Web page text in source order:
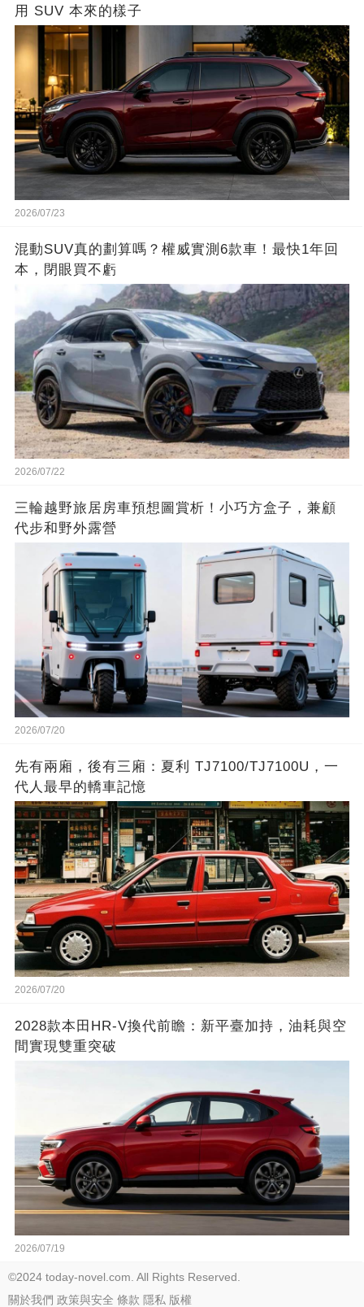
用 SUV 本來的樣子
2026/07/23
混動SUV真的劃算嗎？權威實測6款車！最快1年回
本，閉眼買不虧
2026/07/22
三輪越野旅居房車預想圖賞析！小巧方盒子，兼顧
代步和野外露營
2026/07/20
先有兩廂，後有三廂：夏利 TJ7100/TJ7100U，一
代人最早的轎車記憶
2026/07/20
2028款本田HR-V換代前瞻：新平臺加持，油耗與空
間實現雙重突破
2026/07/19
©2024 today-novel.com. All Rights Reserved.
關於我們 政策與安全 條款 隱私 版權